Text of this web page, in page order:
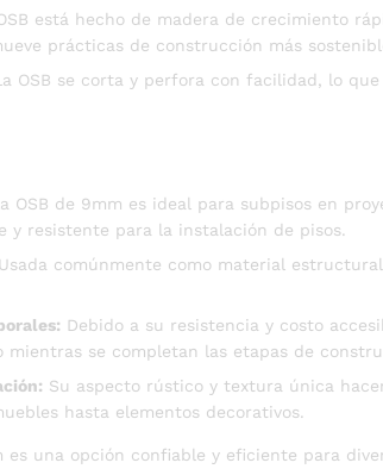
está hecho de madera de crecimiento
prácticas de construcción más
OSB se corta y perfora con facilidad, lo
OSB de 9mm es ideal para subpisos en
y resistente para la instalación de pisos.
Usada comúnmente como material
Debido a su resistencia y costo
mientras se completan las etapas de
Su aspecto rústico y textura única
hasta elementos decorativos.
es una opción confiable y eficiente para